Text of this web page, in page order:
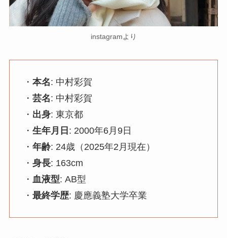
instagramより
・ 本名: 中村彩賀
・ 芸名: 中村彩賀
・ 出身: 東京都
・ 生年月日 : 2000年6月9日
・ 年齢: 24歳（2025年2月現在）
・ 身長: 163cm
・ 血液型: AB型
・ 最終学歴: 慶應義塾大学卒業